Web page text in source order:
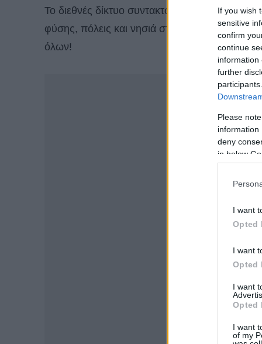
If you wish
sensitive
confirm
continue
information
further
Please
information
deny
in below
I want
Opted
I want
Opted
I want
Opted
I want
of my
Το διεθνές δίκτυο συντακτών του Time Out
φύσης, πόλεις και νησιά στον πλανήτη – και
όλων!